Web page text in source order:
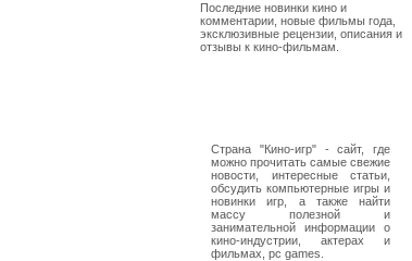
Последние новинки кино и
комментарии, новые фильмы года,
эксклюзивные рецензии, описания и
отзывы к кино-фильмам.
Страна "Кино-игр" - сайт, где
можно прочитать самые свежие
новости, интересные статьи,
обсудить компьютерные игры и
новинки игр, а также найти
массу полезной и
занимательной информации о
кино-индустрии, актерах и
фильмах, pc games.